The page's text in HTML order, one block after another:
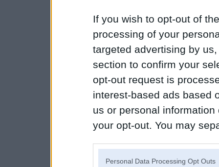
If you wish to opt-out of
processing of your
targeted advertising by
section to confirm your
opt-out request is
interest-based ads based
us or personal
your opt-out. You may
Personal Data Processing Opt Outs